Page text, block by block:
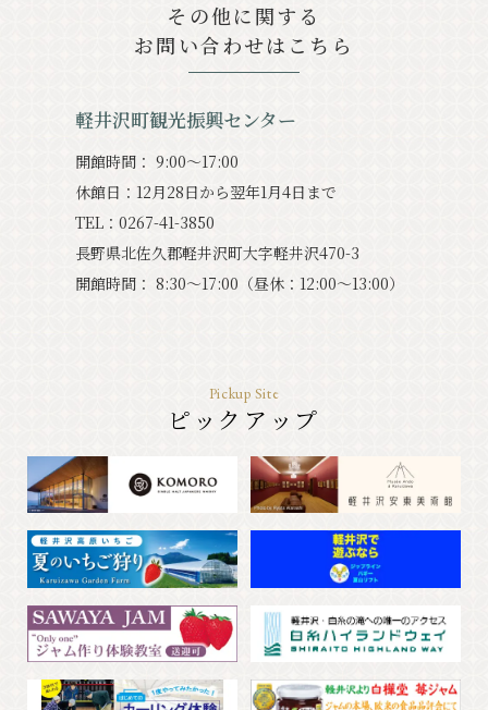
その他に関する
お問い合わせはこちら
軽井沢町観光振興センター
開館時間： 9:00〜17:00
休館⽇：12⽉28⽇から翌年1⽉4⽇まで
TEL：0267-41-3850
⻑野県北佐久郡軽井沢町⼤字軽井沢470-3
開館時間： 8:30〜17:00（昼休：12:00〜13:00）
Pickup Site
ピックアップ